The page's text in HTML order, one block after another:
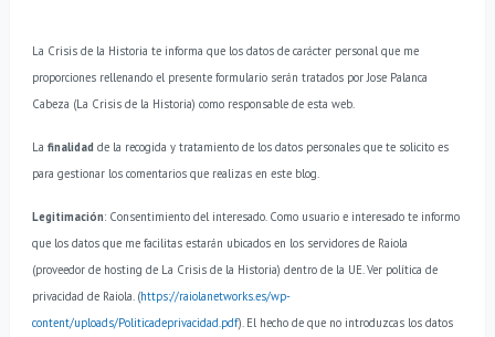
La Crisis de la Historia te informa que los datos de carácter personal que me
proporciones rellenando el presente formulario serán tratados por Jose Palanca
Cabeza (La Crisis de la Historia) como responsable de esta web.
La finalidadde la recogida y tratamiento de los datos personales que te solicito es
para gestionar los comentarios que realizas en este blog.
Legitimación: Consentimiento del interesado. Como usuario e interesado te informo
que los datos que me facilitas estarán ubicados en los servidores de Raiola
(proveedor de hosting de La Crisis de la Historia) dentro de la UE. Ver política de
privacidad de Raiola. (https://raiolanetworks.es/wp-
content/uploads/Politicadeprivacidad.pdf). El hecho de que no introduzcas los datos